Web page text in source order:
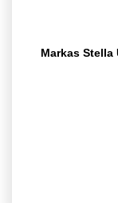
Markas Stella